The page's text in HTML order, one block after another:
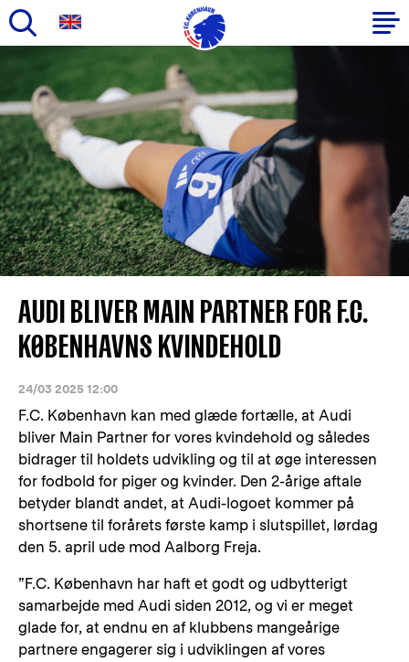
Gå
hovedindhold
Primær
navigation
AUDI BLIVER MAIN PARTNER FOR F.C.
KØBENHAVNS KVINDEHOLD
24/03 2025 12:00
F.C. København kan med glæde fortælle, at Audi
bliver Main Partner for vores kvindehold og således
bidrager til holdets udvikling og til at øge interessen
for fodbold for piger og kvinder. Den 2-årige aftale
betyder blandt andet, at Audi-logoet kommer på
shortsene til forårets første kamp i slutspillet, lørdag
den 5. april ude mod Aalborg Freja.
”F.C. København har haft et godt og udbytterigt
samarbejde med Audi siden 2012, og vi er meget
glade for, at endnu en af klubbens mangeårige
partnere engagerer sig i udviklingen af vores